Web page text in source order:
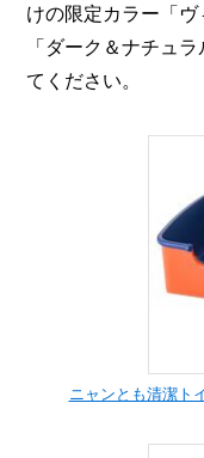
けの限定カラー「
「ダーク＆ナチュ
てください。
ニャンとも清潔ト